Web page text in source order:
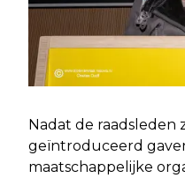
Nadat de raadsleden
geïntroduceerd
maatschappelijke